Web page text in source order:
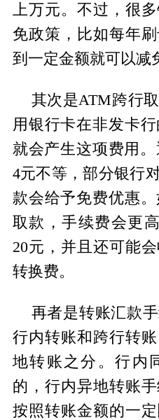
上万元。不过，很
免政策，比如每年
到一定金额就可以减
其次是ATM跨行
用银行卡在非发卡
就会产生这项费用
4元不等，部分银行
款会给予免费优惠
取款，手续费会更
20元，并且还可能
转换费。
再者是转账汇款
行内转账和跨行转
地转账之分。行内
的，行内异地转账
按照转账金额的一